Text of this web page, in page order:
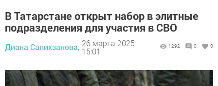
В Татарстане открыт набор в элитные
подразделения для участия в СВО
Диана Салихзанова, 26 марта 2025 -
15:01
1292 0 0